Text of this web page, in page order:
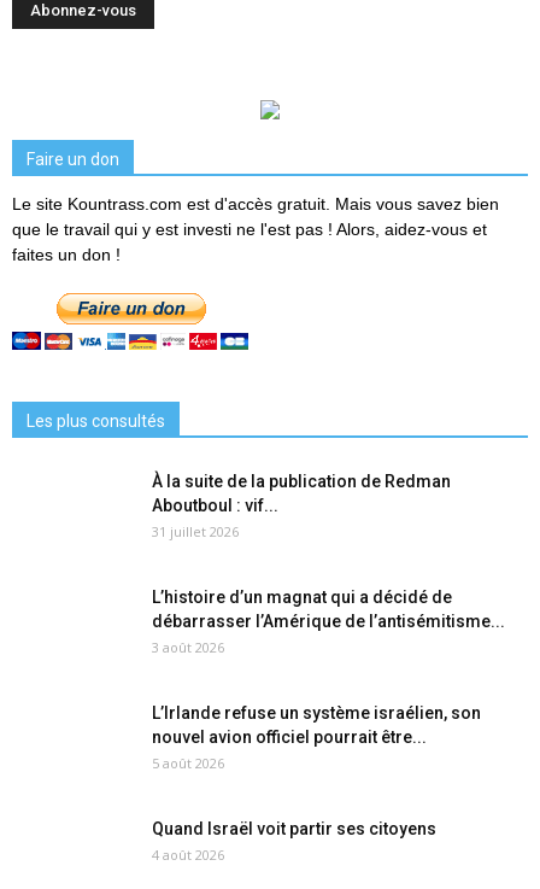
Faire un don
Le site Kountrass.com est d'accès gratuit. Mais vous savez bien
que le travail qui y est investi ne l'est pas ! Alors, aidez-vous et
faites un don !
Les plus consultés
À la suite de la publication de Redman
Aboutboul : vif...
31 juillet 2026
L’histoire d’un magnat qui a décidé de
débarrasser l’Amérique de l’antisémitisme...
3 août 2026
L’Irlande refuse un système israélien, son
nouvel avion officiel pourrait être...
5 août 2026
Quand Israël voit partir ses citoyens
4 août 2026